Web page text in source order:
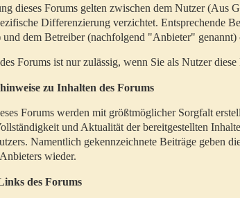
dieses Forums gelten zwischen dem Nutzer (Aus
Differenzierung verzichtet. Entsprechende
und dem Betreiber (nachfolgend "Anbieter"
Forums ist nur zulässig, wenn Sie als Nutzer
zu Inhalten des Forums
Forums werden mit größtmöglicher Sorgfalt
und Aktualität der bereitgestellten
Namentlich gekennzeichnete Beiträge geben
wieder.
des Forums